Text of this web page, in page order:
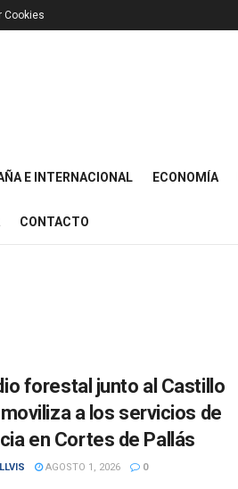
Cookies
E INTERNACIONAL ECONOMÍA
CONTACTO
forestal junto al Castillo
a los servicios de
en Cortes de Pallás
AGOSTO 1, 2026 0